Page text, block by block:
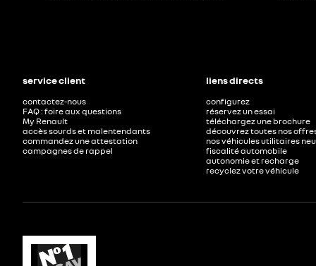
service client
contactez-nous
FAQ : foire aux questions
My Renault
accès sourds et malentendants
commandez une attestation
campagnes de rappel
liens directs
configurez
réservez un essai
téléchargez une brochure
découvrez toutes nos
nos véhicules utilitaires
fiscalité automobile
autonomie et recharge
recyclez votre véhicule